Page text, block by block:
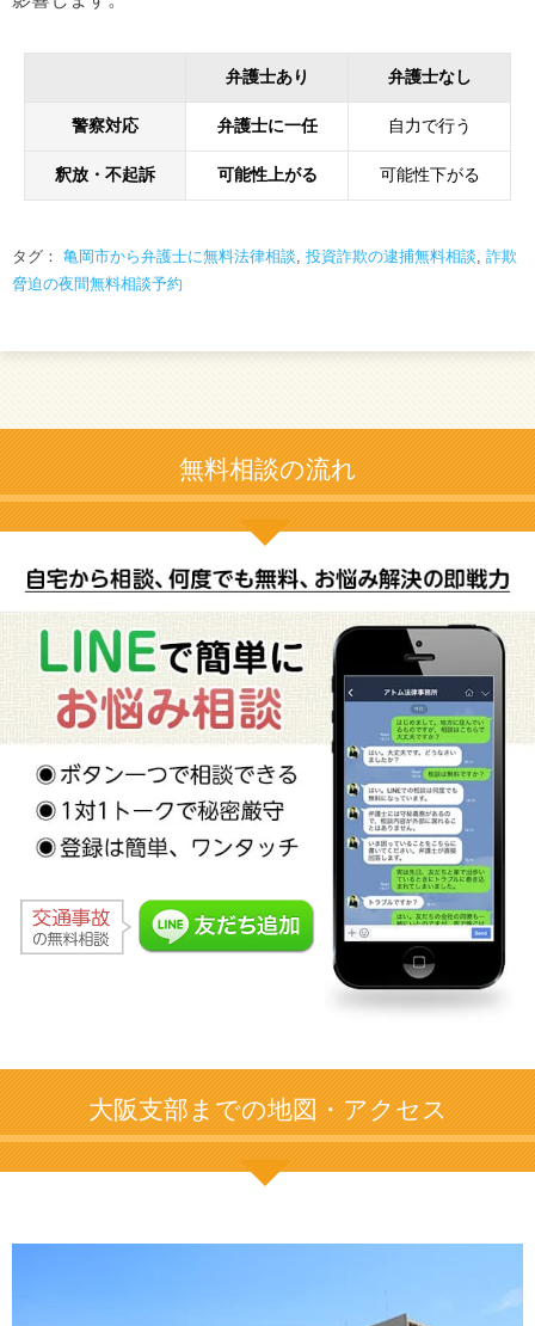
弁護士あり 弁護士なし
警察対応 弁護士に一任 自力で行う
釈放・不起訴 可能性上がる 可能性下がる
タグ： 亀岡市から弁護士に無料法律相談, 投資詐欺の逮捕無料相談, 詐欺
脅迫の夜間無料相談予約
無料相談の流れ
大阪支部までの地図・アクセス